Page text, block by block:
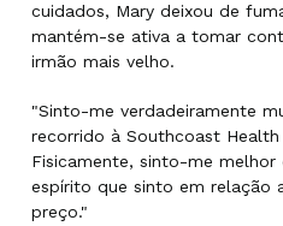
cuidados, Mary deixou de
mantém-se ativa a tomar
irmão mais velho.
"Sinto-me verdadeiramente
recorrido à Southcoast
Fisicamente, sinto-me
espírito que sinto em relação
preço."